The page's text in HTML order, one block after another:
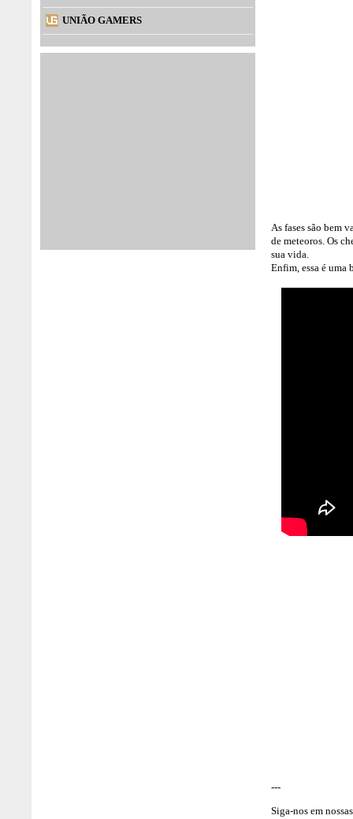
As fases são bem
de meteoros. Os
sua vida.
Enfim, essa é uma
---
Siga-nos em
UNIÃO GAMERS